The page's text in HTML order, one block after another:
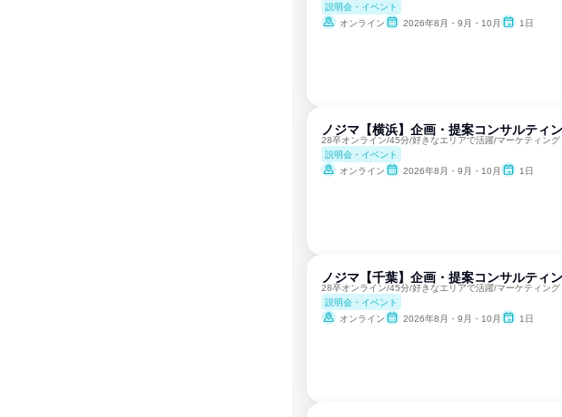
説明会・イベント
オンライン
2026年8月・9月・10月 1日
ノジマ【横浜】企画・提案コンサルティ
28卒オンライン/45分/好きなエリアで活躍/マーケティング
説明会・イベント
オンライン
2026年8月・9月・10月 1日
ノジマ【千葉】企画・提案コンサルティ
28卒オンライン/45分/好きなエリアで活躍/マーケティング
説明会・イベント
オンライン
2026年8月・9月・10月 1日